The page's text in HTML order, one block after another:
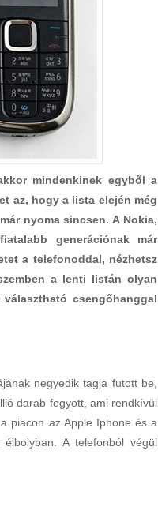
mindenkinek egyből a
az, hogy a lista elején még
nyoma sincsen. A Nokia,
generációnak már
a telefonoddal, nézhetsz
a lenti listán olyan
csengőhanggal
negyedik tagja futott be,
darab fogyott, ami rendkívül
piacon az Apple Iphone és a
A telefonból végül